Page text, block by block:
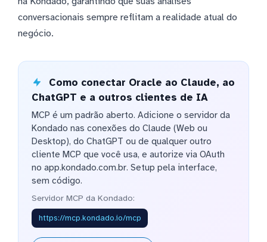
conversacionais sempre reflitam a realidade atual do
negócio.
Como conectar Oracle ao Claude, ao
ChatGPT e a outros clientes de IA
MCP é um padrão aberto. Adicione o servidor da
Kondado nas conexões do Claude (Web ou
Desktop), do ChatGPT ou de qualquer outro
cliente MCP que você usa, e autorize via OAuth
no app.kondado.com.br. Setup pela interface,
sem código.
Servidor MCP da Kondado:
https://mcp.kondado.io/mcp